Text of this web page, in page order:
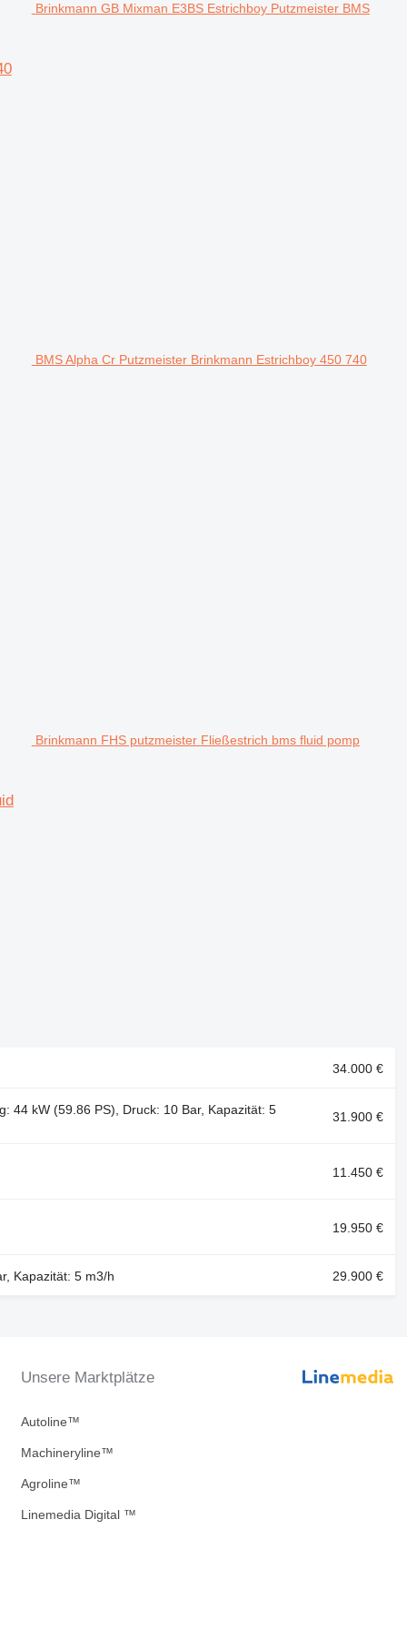
Brinkmann GB Mixman E3BS Estrichboy Putzmeister BMS
BMS Alpha Cr Putzmeister Brinkmann Estrichboy 450 740
Brinkmann FHS putzmeister Fließestrich bms fluid pomp
34.000 €
44 kW (59.86 PS), Druck: 10 Bar, Kapazität: 5
31.900 €
11.450 €
19.950 €
Kapazität: 5 m3/h 29.900 €
Unsere Marktplätze
Autoline™
Machineryline™
Agroline™
Linemedia Digital ™